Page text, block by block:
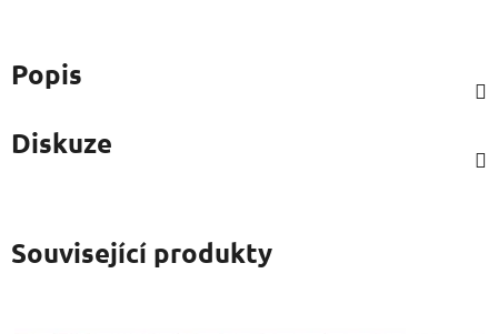
Popis
Diskuze
Související produkty